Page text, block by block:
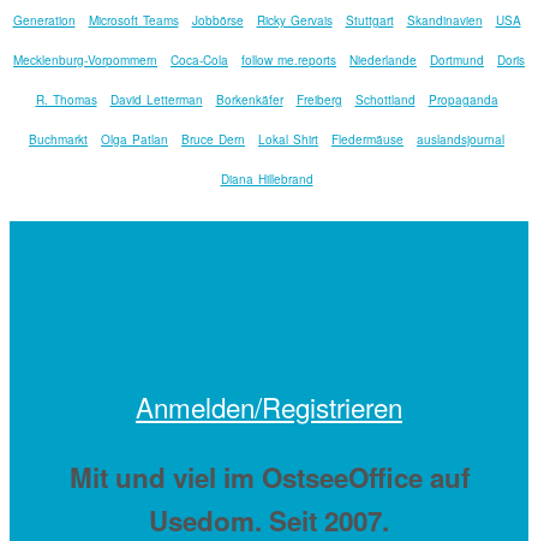
Generation Microsoft Teams Jobbörse Ricky Gervais Stuttgart Skandinavien USA
Mecklenburg-Vorpommern Coca-Cola follow me.reports Niederlande Dortmund Doris
R. Thomas David Letterman Borkenkäfer Freiberg Schottland Propaganda
Buchmarkt Olga Patlan Bruce Dern Lokal Shirt Fledermäuse auslandsjournal
Diana Hillebrand
Anmelden/Registrieren
Mit und viel im OstseeOffice auf
Usedom. Seit 2007.